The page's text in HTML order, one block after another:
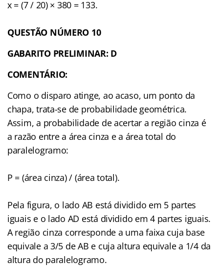
x = (7 / 20) × 380 = 133.
QUESTÃO NÚMERO 10
GABARITO PRELIMINAR: D
COMENTÁRIO:
Como o disparo atinge, ao acaso, um ponto da
chapa, trata-se de probabilidade geométrica.
Assim, a probabilidade de acertar a região cinza é
a razão entre a área cinza e a área total do
paralelogramo:
P = (área cinza) / (área total).
Pela figura, o lado AB está dividido em 5 partes
iguais e o lado AD está dividido em 4 partes iguais.
A região cinza corresponde a uma faixa cuja base
equivale a 3/5 de AB e cuja altura equivale a 1/4 da
altura do paralelogramo.